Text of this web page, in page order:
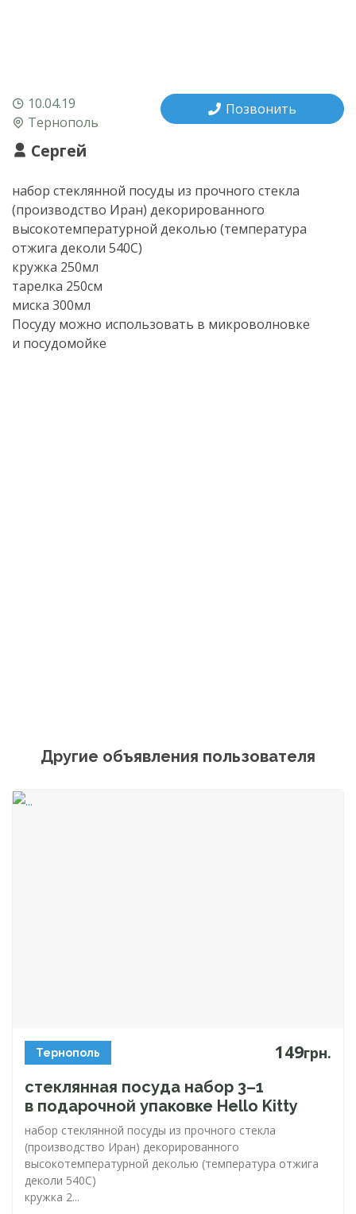
10.04.19
Тернополь
Сергей
Позвонить
набор стеклянной посуды из прочного стекла
(производство Иран) декорированного
высокотемпературной деколью (температура
отжига деколи 540С)
кружка 250мл
тарелка 250см
миска 300мл
Посуду можно использовать в микроволновке
и посудомойке
Другие объявления пользователя
Тернополь 149грн.
стеклянная посуда набор 3–1
в подарочной упаковке Hello Kitty
набор стеклянной посуды из прочного стекла
(производство Иран) декорированного
высокотемпературной деколью (температура отжига
деколи 540С)
кружка 2...